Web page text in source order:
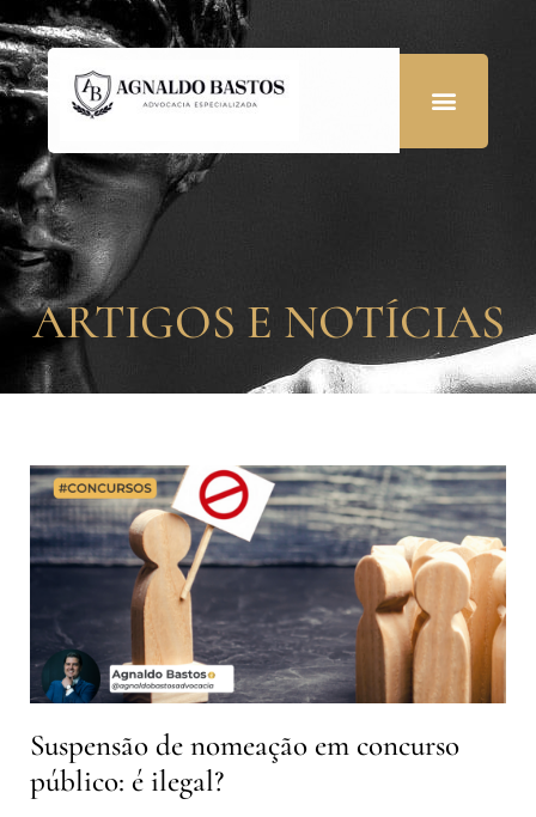
ARTIGOS E NOTÍCIAS
Suspensão de nomeação em concurso
público: é ilegal?